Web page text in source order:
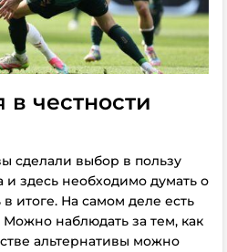
в честности
сделали выбор в пользу
и здесь необходимо думать о
итоге. На самом деле есть
наблюдать за тем, как
альтернативы можно